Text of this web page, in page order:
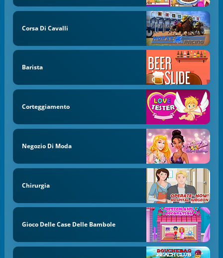
Corsa Di Cavalli
Barista
Corteggiamento
Negozio Di Moda
Chirurgia
Gioco Delle Case Delle Bambole